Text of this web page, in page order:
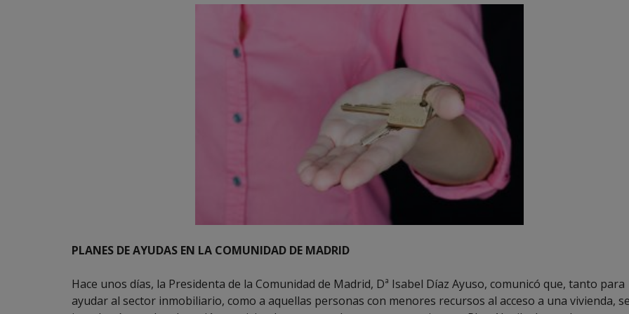
PLANES DE AYUDAS EN LA COMUNIDAD DE MADRID
Hace unos días, la Presidenta de la Comunidad de Madrid, Dª Isabel Díaz Ayuso, comunicó que, tanto para
ayudar al sector inmobiliario, como a aquellas personas con menores recursos al acceso a una vivienda,